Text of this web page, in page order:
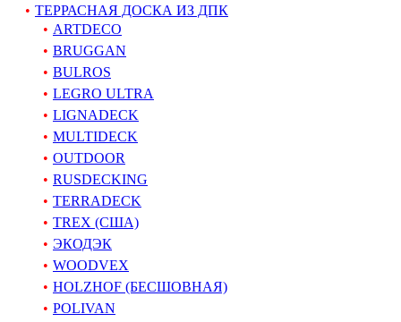
ТЕРРАСНАЯ ДОСКА ИЗ ДПК
ARTDECO
BRUGGAN
BULROS
LEGRO ULTRA
LIGNADECK
MULTIDECK
OUTDOOR
RUSDECKING
TERRADECK
TREX (США)
ЭКОДЭК
WOODVEX
HOLZHOF (БЕСШОВНАЯ)
POLIVAN